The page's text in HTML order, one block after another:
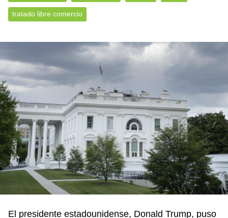
tratado libre comercio
El presidente estadounidense, Donald Trump, puso